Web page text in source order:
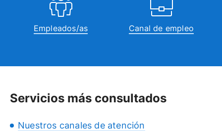
Empleados/as Canal de empleo
Servicios más consultados
Nuestros canales de atención